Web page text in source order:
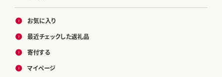
お気に入り
最近チェックした返礼品
寄付する
マイページ